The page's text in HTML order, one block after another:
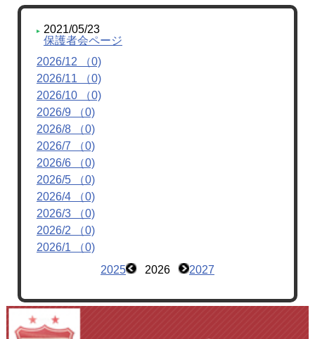
2021/05/23
保護者会ページ
2026/12 （0)
2026/11 （0)
2026/10 （0)
2026/9 （0)
2026/8 （0)
2026/7 （0)
2026/6 （0)
2026/5 （0)
2026/4 （0)
2026/3 （0)
2026/2 （0)
2026/1 （0)
2025
2026 2027